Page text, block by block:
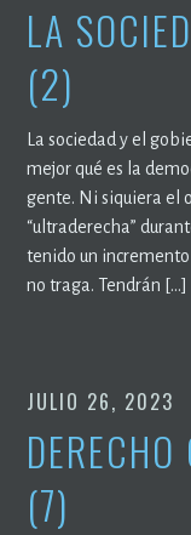
LA
(2)
La sociedad y el
mejor qué es la
gente. Ni siquiera el
“ultraderecha”
tenido un
no traga. Tendrán […]
JULIO 26, 2023
(7)